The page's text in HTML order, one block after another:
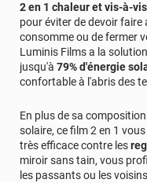
Commentaire
Bonjour Philippe,
plaisir de savoir
attentes. Nous
donner entière
*****
Il y a 508
Produit de qualité
*****
Il y a 610
2 en 1 chaleur et vis-à-
pour éviter de devoir
consomme ou de fermer
Luminis Films a la
jusqu'à 79% d'énergie
confortable à l'abris des
En plus de sa
solaire, ce film 2 en 1
très efficace contre les
miroir sans tain, vous
les passants ou les